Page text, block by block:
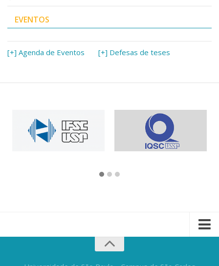
EVENTOS
[+] Agenda de Eventos [+] Defesas de teses